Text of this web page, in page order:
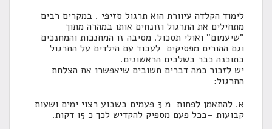
לימוד הקלדה עיוורת הוא תרגול סזיפי . במקרים רבים
מתחילים את התרגול וזונחים אותו במהרה מתוך
"שיעמום" ואולי תסכול. מסיבה זו המחנכות והמחנכים
וגם ההורים מפסיקים לעבוד עם הילדים על התרגול
בתוכנה כבר בשלבים הראשונים.
יש לזכור כמה דברים חשובים שיאפשרו את הצלחת
התרגול:
א. להתאמן לפחות מ 3 פעמים בשבוע רצוי ימים ושעות
קבועות -בכל פעם מספיק להקדיש לכך כ 15 דקות.